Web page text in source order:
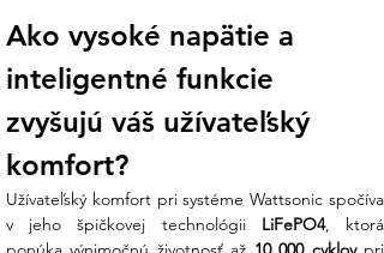
Ako vysoké napätie a
inteligentné funkcie
zvyšujú váš užívateľský
komfort?
Užívateľský komfort pri systéme Wattsonic spočíva
v jeho špičkovej technológii LiFePO4, ktorá